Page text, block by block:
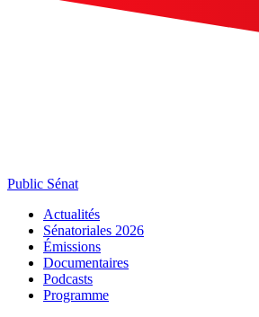
Public Sénat
Actualités
Sénatoriales 2026
Émissions
Documentaires
Podcasts
Programme